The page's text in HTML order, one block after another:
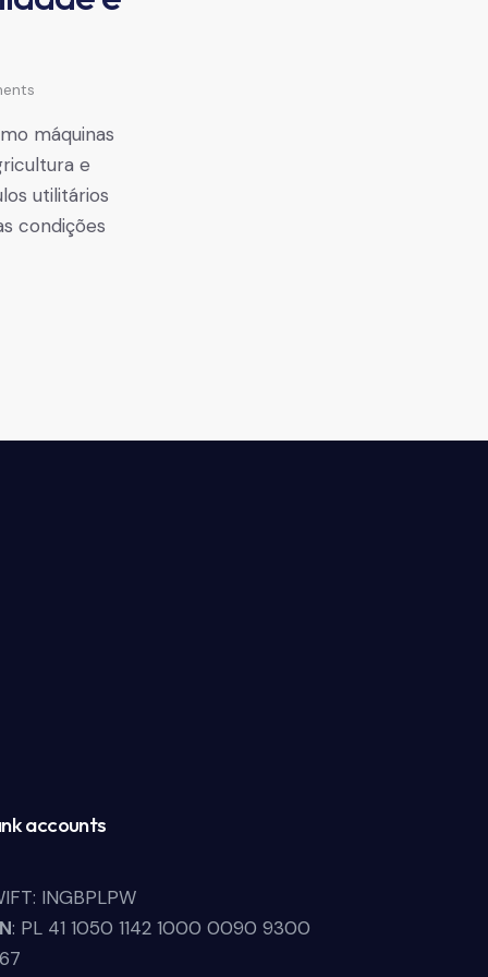
máquinas
e
utilitários
condições
accounts
INGBPLPW
: PL 41 1050 1142 1000 0090 9300